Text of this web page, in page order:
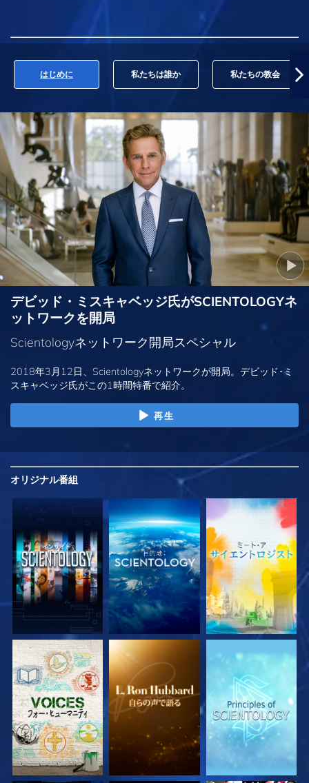
はじめに 私たちは誰か 私たちの教会
デビッド・ミスキャベッジ氏がSCIENTOLOGYネ
ットワークを開局
Scientologyネットワーク開局スペシャル
2018年3月12日、Scientologyネットワークが開局。デビッド･ミ
スキャベッジ氏がこの1時間特番で紹介。
再生
オリジナル番組
シリーズを探求 シリーズを探求 シリーズを探求